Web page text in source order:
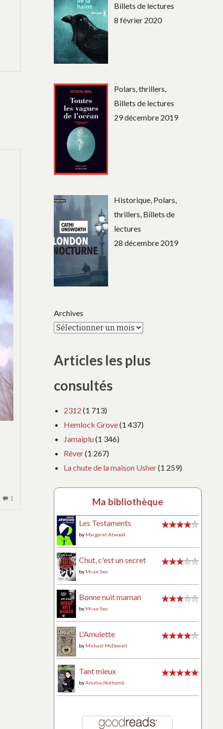
1
COMMENTAIRE
Billets de lectures
8 février 2020
Polars, thrillers,
Billets de lectures
29 décembre 2019
Historique, Polars,
thrillers, Billets de
lectures
28 décembre 2019
Archives
Articles les plus
consultés
2312 (1 713)
Hemlock Grove(1 437)
Jamaiplu(1 346)
Rêver(1 267)
La chute de la maison Usher(1 259)
Ma bibliothèque
Les Testaments
by Margaret Atwood
Chut, c'est un secret
by Mi-ae Seo
Bonne nuit maman
by Mi-ae Seo
L'Amulette
by Michael McDowell
Tant mieux
byAmélie Nothomb